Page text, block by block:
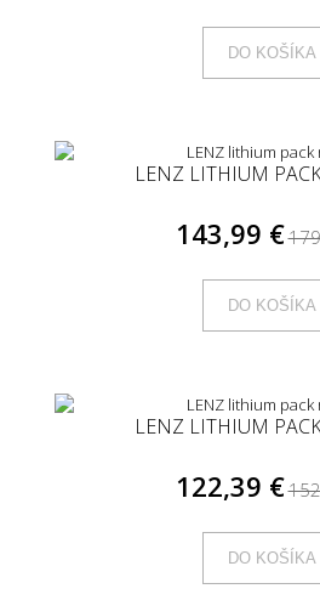
DO KOŠÍKA
LENZ LITHIUM
143,99 €
DO KOŠÍKA
LENZ LITHIUM
122,39 €
DO KOŠÍKA